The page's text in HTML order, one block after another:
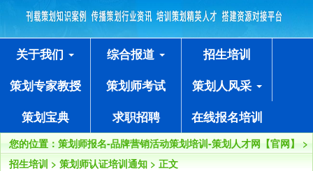
关于我们 综合报道
招生培训
策划专家教授
策划师考试
策划人风采
策划宝典
求职招聘 在线报名培训
您的位置： 策划师报名-品牌营销活动策划培训-策划人才网【官网】
>
招生培训 > 策划师认证培训通知 > 正文